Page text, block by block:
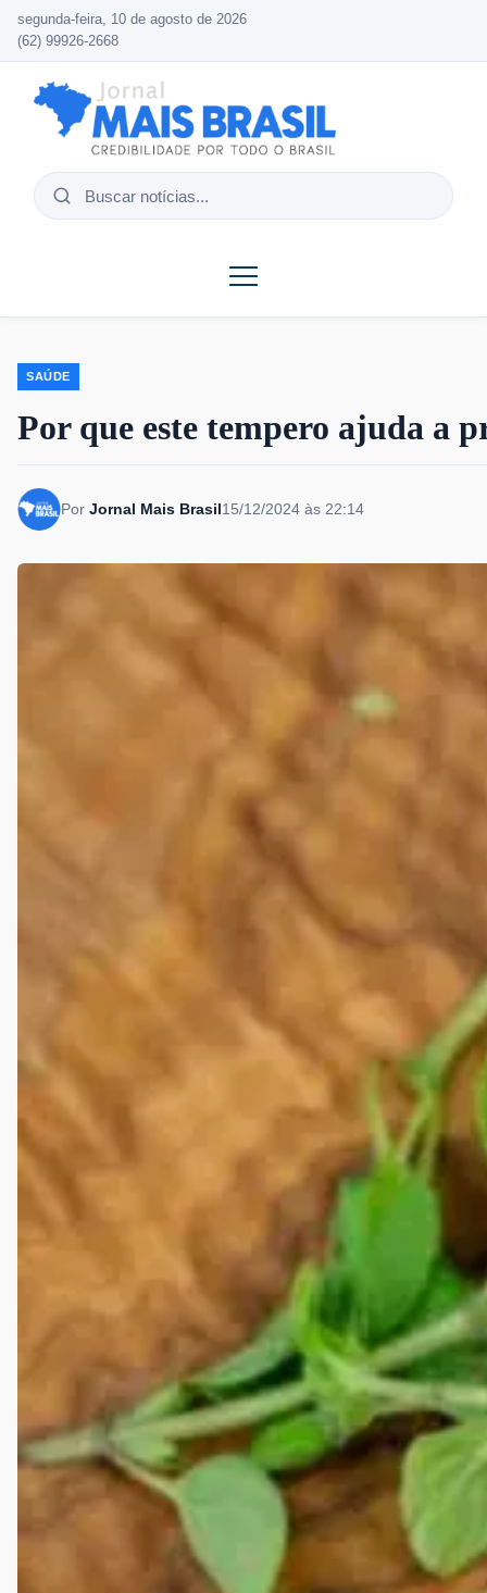
segunda-feira, 10 de agosto de 2026
(62) 99926-2668
Buscar
SAÚDE
Por que este tempero ajuda a
Por Jornal Mais Brasil15/12/2024 às 22:14